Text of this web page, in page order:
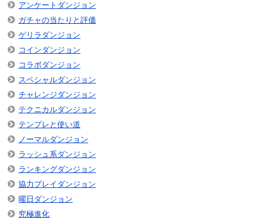
アンケートダンジョン
ガチャの当たりと評価
ゲリラダンジョン
コインダンジョン
コラボダンジョン
スペシャルダンジョン
チャレンジダンジョン
テクニカルダンジョン
テンプレと使い道
ノーマルダンジョン
ラッシュ系ダンジョン
ランキングダンジョン
協力プレイダンジョン
曜日ダンジョン
究極進化